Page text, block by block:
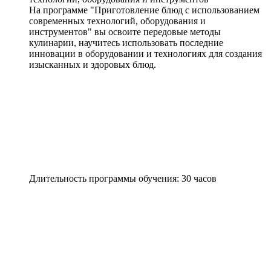
На программе "Приготовление блюд с использованием
современных технологий, оборудования и
инструментов" вы освоите передовые методы
кулинарии, научитесь использовать последние
инновации в оборудовании и технологиях для создания
изысканных и здоровых блюд.
Длительность программы обучения: 30 часов